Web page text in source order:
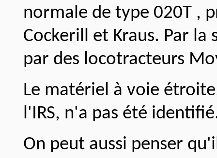
normale de type 020T ,
Cockerill et Kraus. Par la
par des locotracteurs
Le matériel à voie
l'IRS, n'a pas été
On peut aussi penser